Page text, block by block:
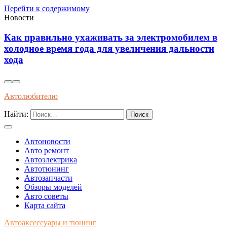
Перейти к содержимому
Новости
ухаживать за электромобилем в
время года для увеличения дальности
Автолюбителю
Найти:
Автоновости
Авто ремонт
Автоэлектрика
Автотюнинг
Автозапчасти
Обзоры моделей
Авто советы
Карта сайта
Автоаксессуары и тюнинг